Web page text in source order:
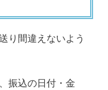
り間違えないよう
振込の日付・金